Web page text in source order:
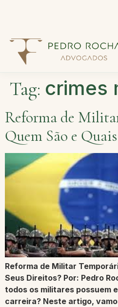
Tag: crimes
Reforma de
Quem São e
Reforma de Militar
Seus Direitos? Por: Pedro
todos os militares possuem
carreira? Neste artigo,